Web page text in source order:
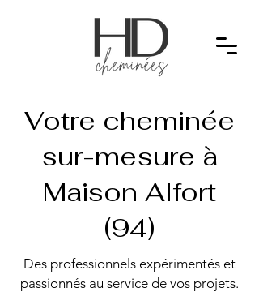
Votre cheminée
sur-mesure à
Maison Alfort
(94)
Des professionnels expérimentés et
passionnés au service de vos projets.